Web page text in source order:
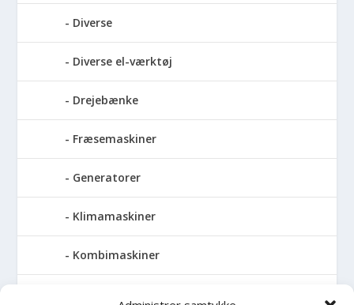
Diverse
Diverse el-værktøj
Drejebænke
Fræsemaskiner
Generatorer
Klimamaskiner
Kombimaskiner